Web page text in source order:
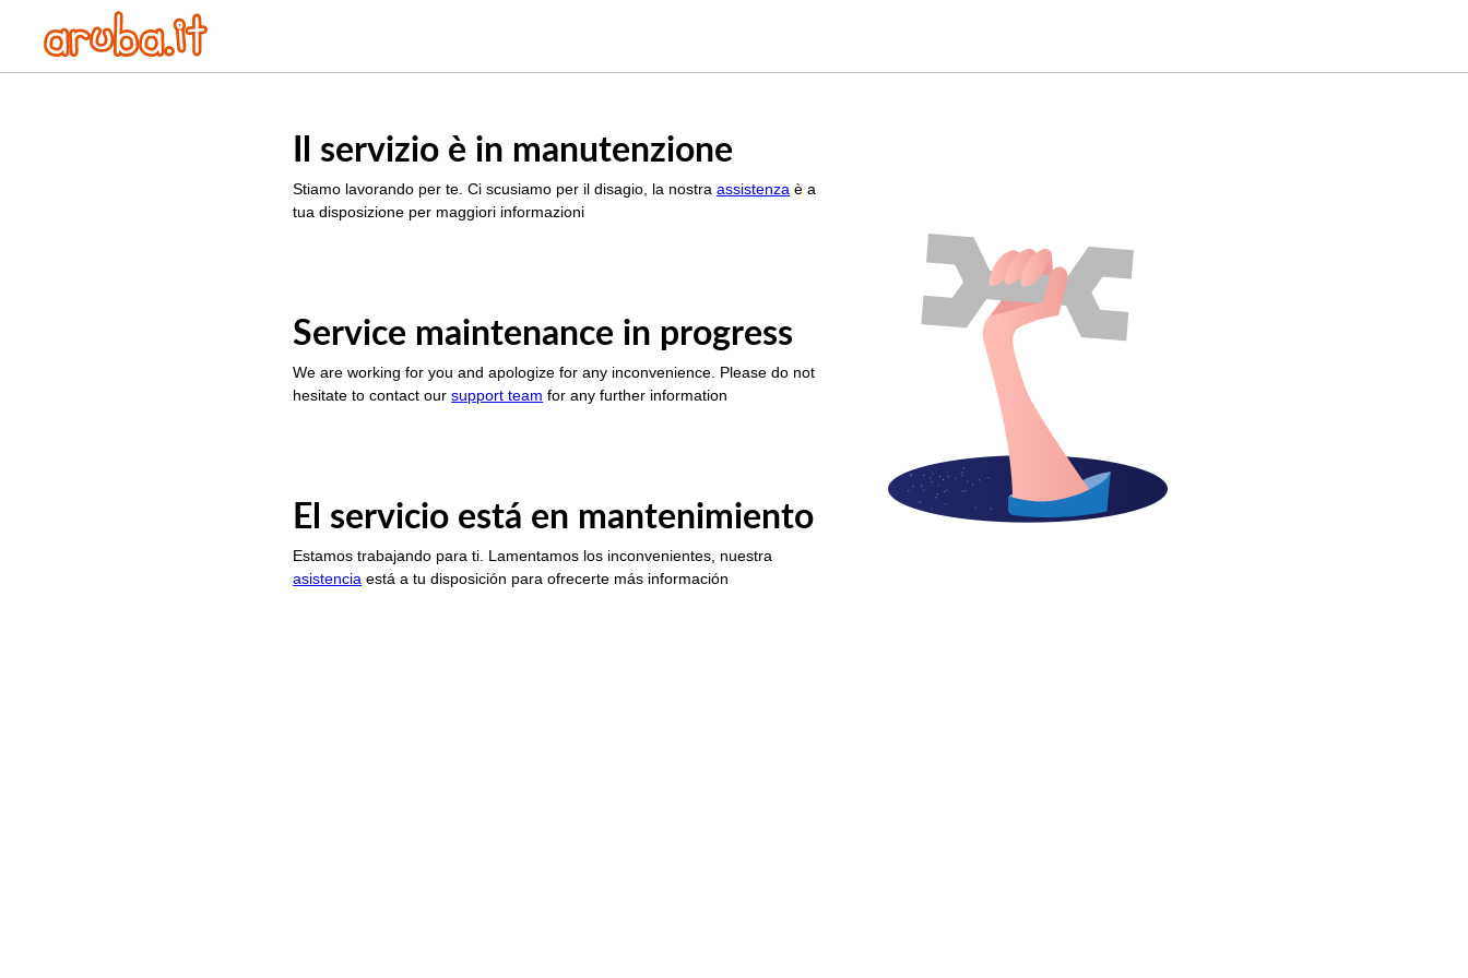
Il servizio è in manutenzione
Stiamo lavorando per te. Ci scusiamo per il disagio, la nostraassistenza è a
tua disposizione per maggiori informazioni
Service maintenance in progress
We are working for you and apologize for any inconvenience. Please do not
hesitate to contact oursupport team for any further information
El servicio está en mantenimiento
Estamos trabajando para ti. Lamentamos los inconvenientes, nuestra
asistencia está a tu disposición para ofrecerte más información